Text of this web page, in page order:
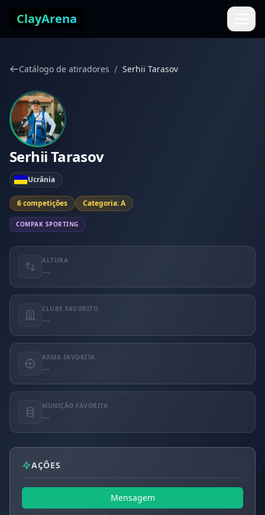
ClayArena
Catálogo de atiradores / Serhii Tarasov
Serhii Tarasov
Ucrânia
6 competições Categoria: A
COMPAK SPORTING
ALTURA
—
CLUBE FAVORITO
—
ARMA FAVORITA
—
MUNIÇÃO FAVORITA
—
AÇÕES
Mensagem